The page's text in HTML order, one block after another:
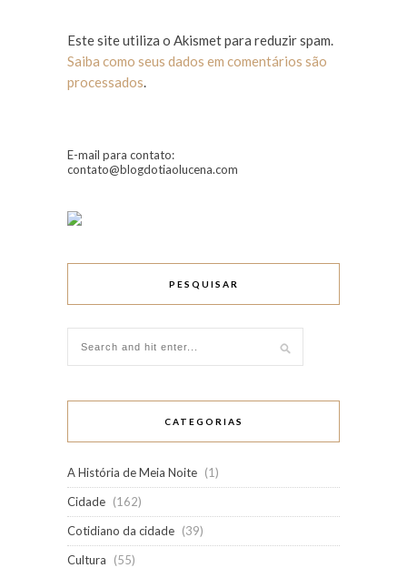
Este site utiliza o Akismet para reduzir spam.
Saiba como seus dados em comentários são
processados.
E-mail para contato:
contato@blogdotiaolucena.com
PESQUISAR
CATEGORIAS
A História de Meia Noite (1)
Cidade (162)
Cotidiano da cidade (39)
Cultura
(55)